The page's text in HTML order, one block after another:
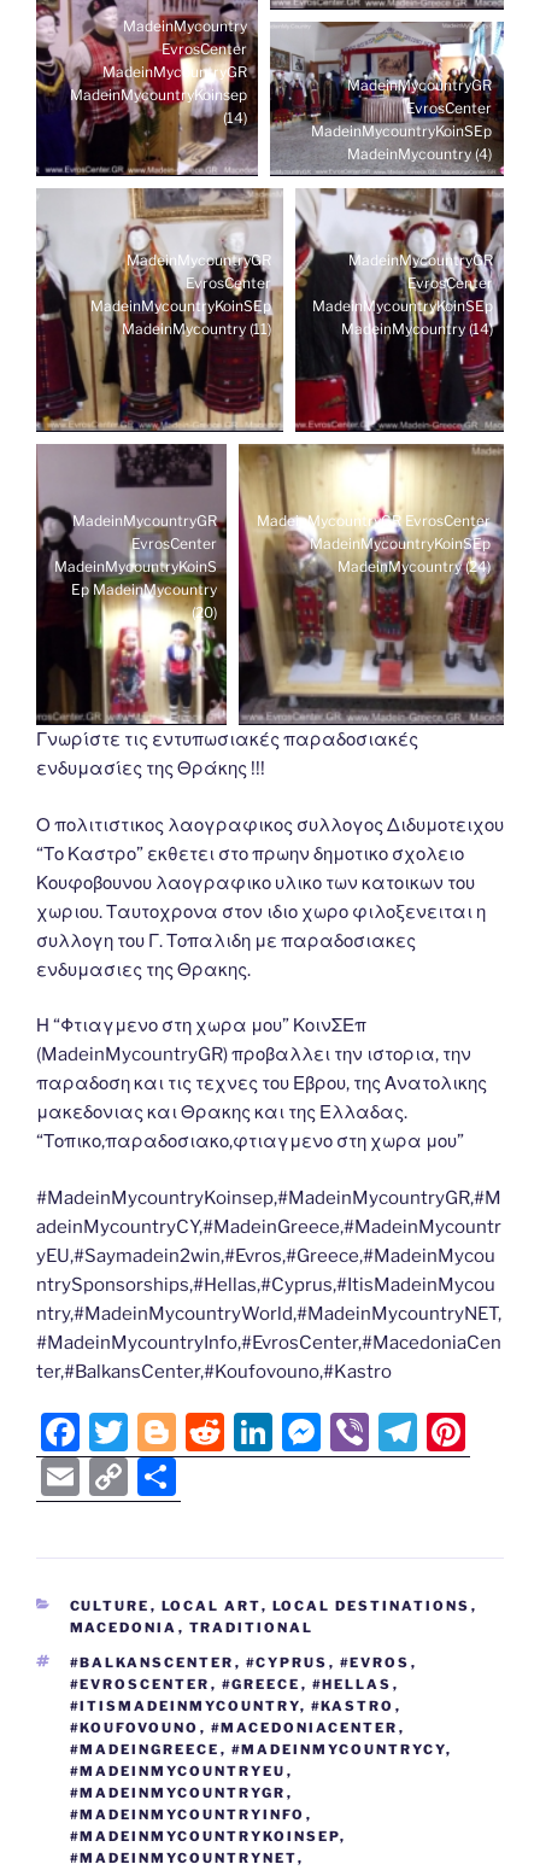
MadeinMycountry
EvrosCenter
MadeinMycountryGR
MadeinMycountryKoinsep
(14)
MadeinMycountryGR
EvrosCenter
MadeinMycountryKoinSEp
MadeinMycountry (4)
MadeinMycountryGR
EvrosCenter
MadeinMycountryKoinSEp
MadeinMycountry (11)
MadeinMycountryGR
EvrosCenter
MadeinMycountryKoinSEp
MadeinMycountry (14)
MadeinMycountryGR
EvrosCenter
MadeinMycountryKoinS
Ep MadeinMycountry
(20)
MadeinMycountryGR EvrosCenter
MadeinMycountryKoinSEp
MadeinMycountry (24)
Γνωρίστε τις εντυπωσιακές παραδοσιακές
ενδυμασίες της Θράκης !!!
Ο πολιτιστικος λαογραφικος συλλογος Διδυμοτειχου
“Το Καστρο” εκθετει στο πρωην δημοτικο σχολειο
Κουφοβουνου λαογραφικο υλικο των κατοικων του
χωριου. Ταυτοχρονα στον ιδιο χωρο φιλοξενειται η
συλλογη του Γ. Τοπαλιδη με παραδοσιακες
ενδυμασιες της Θρακης.
Η “Φτιαγμενο στη χωρα μου” ΚοινΣΕπ
(MadeinMycountryGR) προβαλλει την ιστορια, την
παραδοση και τις τεχνες του Εβρου, της Ανατολικης
μακεδονιας και Θρακης και της Ελλαδας.
“Τοπικο,παραδοσιακο,φτιαγμενο στη χωρα μου”
#MadeinMycountryKoinsep,#MadeinMycountryGR,#M
adeinMycountryCY,#MadeinGreece,#MadeinMycountr
yEU,#Saymadein2win,#Evros,#Greece,#MadeinMycou
ntrySponsorships,#Hellas,#Cyprus,#ItisMadeinMycou
ntry,#MadeinMycountryWorld,#MadeinMycountryNET,
#MadeinMycountryInfo,#EvrosCenter,#MacedoniaCen
ter,#BalkansCenter,#Koufovouno,#Kastro
F
a
c
e
o
o
k
T
w
itt
er
Bl
o
g
g
R
e
di
Li
n
e
n
M
e
e
g
er
Vi
b
T
el
gr
m
nt
e
E
m
ai
l
C
o
p
y
Li
n
k
h
ar
e
CATEGORIES
CULTURE , LOCAL ART, LOCAL DESTINATIONS ,
MACEDONIA , TRADITIONAL
TAGS
#BALKANSCENTER , #CYPRUS , #EVROS ,
#EVROSCENTER , #GREECE , #HELLAS ,
#ITISMADEINMYCOUNTRY, #KASTRO ,
#KOUFOVOUNO , #MACEDONIACENTER ,
#MADEINGREECE , #MADEINMYCOUNTRYCY,
#MADEINMYCOUNTRYEU ,
#MADEINMYCOUNTRYGR ,
#MADEINMYCOUNTRYINFO ,
#MADEINMYCOUNTRYKOINSEP,
#MADEINMYCOUNTRYNET,